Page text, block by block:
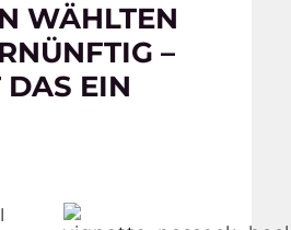
WÄHLTEN
–
DAS EIN